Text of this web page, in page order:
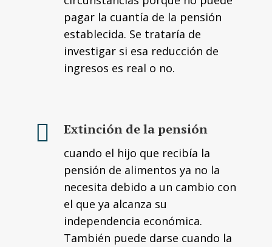
pagar la cuantía de la pensión
establecida. Se trataría de
investigar si esa reducción de
ingresos es real o no.
Extinción de la pensión
cuando el hijo que recibía la
pensión de alimentos ya no la
necesita debido a un cambio con
el que ya alcanza su
independencia económica.
También puede darse cuando la